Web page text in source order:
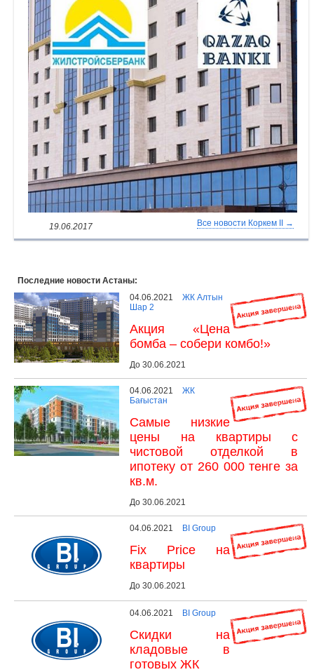
19.06.2017 Все новости Коркем II →
Последние новости Астаны:
04.06.2021
ЖК Алтын
Шар 2
Акция «Цена
бомба – собери комбо!»
До 30.06.2021
04.06.2021
ЖК
Бағыстан
Самые низкие
цены на квартиры с
чистовой отделкой в
ипотеку от 260 000 тенге за
кв.м.
До 30.06.2021
04.06.2021 BI Group
Fix Price на
квартиры
До 30.06.2021
04.06.2021 BI Group
Скидки на
кладовые в
готовых ЖК